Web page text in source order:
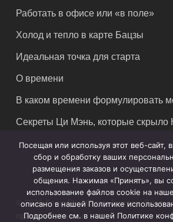
Работать в офисе или «в поле»
Холод и тепло в карте Бацзы
Идеальная точка для старта
О времени
В каком времени формулировать
Секреты Ци Мэнь, которые скрыло
© 2026 Feng Shui Crazy Journey.
права защищены.
Посещая или используя этот веб-сайт,
сбор и обработку ваших
размещения заказов и
общения. Нажимая «Принять», вы
использование файлов cookie на
описано в нашей Политике
Подробнее см. в нашей Политике